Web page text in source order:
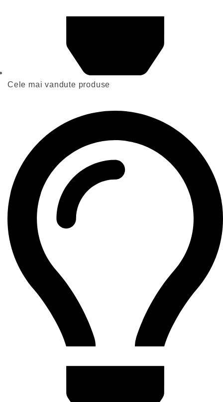
Cele mai vandute produse